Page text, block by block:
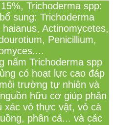
Trichoderma spp:
ổ sung: Trichoderma
Actinomycetes,
Penicillium,
nấm Trichoderma spp
ủng có hoạt l ực cao đáp
ôi trường tự nhiên và
ồn hữu cơ giúp phân
xác vỏ thực vật, vỏ cà
ồng, phân cá... và các